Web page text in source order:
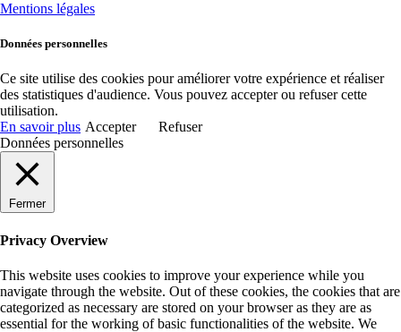
Mentions légales
Données personnelles
Ce site utilise des cookies pour améliorer votre expérience et réaliser
des statistiques d'audience. Vous pouvez accepter ou refuser cette
utilisation.
En savoir plus Accepter
Refuser
Données personnelles
Fermer
Privacy Overview
This website uses cookies to improve your experience while you
navigate through the website. Out of these cookies, the cookies that are
categorized as necessary are stored on your browser as they are as
essential for the working of basic functionalities of the website. We